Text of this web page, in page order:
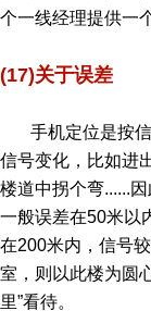
个一线经理提供一
(17)关于误差
手机定位是按信
信号变化，比如进
楼道中拐个弯......
一般误差在50米以
在200米内，信号
室，则以此楼为圆
里”看待。